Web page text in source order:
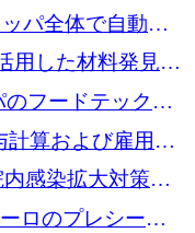
に 300 万ドルの
パ全体で自動電
2,800 万ドルを
用した材料発見を
万ユーロのベル
フードテックセ
を中心に再構築
計算および雇用プ
めに 1,740 万ド
内感染拡大対策に
ロのプレシード